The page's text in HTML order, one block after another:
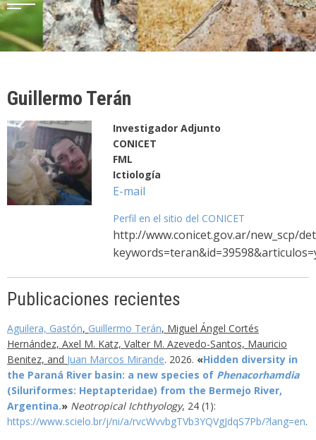
Guillermo Terán
Investigador Adjunto
CONICET
FML
Ictiología
E-mail
Perfil en el sitio del CONICET
http://www.conicet.gov.ar/new_scp/
Publicaciones recientes
Aguilera, Gastón, Guillermo Terán, Miguel Ángel Cortés
Hernández, Axel M. Katz, Valter M. Azevedo-Santos, Mauricio
Benitez, and Juan Marcos Mirande. 2026. «Hidden diversity in
the Paraná River basin: a new species of Phenacorhamdia
(Siluriformes: Heptapteridae) from the Bermejo River,
Argentina.» Neotropical Ichthyology, 24 (1):
https://www.scielo.br/j/ni/a/rvcWvvbgTVb3YQVgJdqS7Pb/?lang=en.